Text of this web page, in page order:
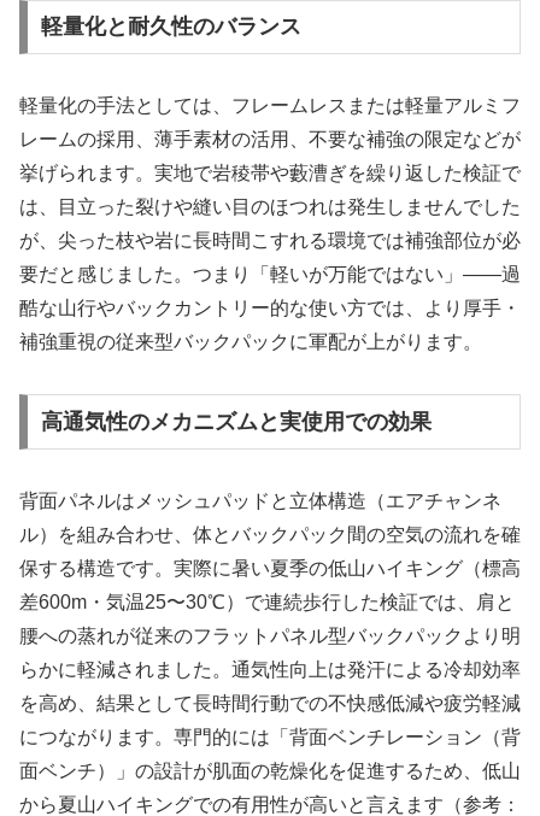
軽量化と耐久性のバランス
軽量化の手法としては、フレームレスまたは軽量アルミフ
レームの採用、薄手素材の活用、不要な補強の限定などが
挙げられます。実地で岩稜帯や藪漕ぎを繰り返した検証で
は、目立った裂けや縫い目のほつれは発生しませんでした
が、尖った枝や岩に長時間こすれる環境では補強部位が必
要だと感じました。つまり「軽いが万能ではない」——過
酷な山行やバックカントリー的な使い方では、より厚手・
補強重視の従来型バックパックに軍配が上がります。
高通気性のメカニズムと実使用での効果
背面パネルはメッシュパッドと立体構造（エアチャンネ
ル）を組み合わせ、体とバックパック間の空気の流れを確
保する構造です。実際に暑い夏季の低山ハイキング（標高
差600m・気温25〜30℃）で連続歩行した検証では、肩と
腰への蒸れが従来のフラットパネル型バックパックより明
らかに軽減されました。通気性向上は発汗による冷却効率
を高め、結果として長時間行動での不快感低減や疲労軽減
につながります。専門的には「背面ベンチレーション（背
面ベンチ）」の設計が肌面の乾燥化を促進するため、低山
から夏山ハイキングでの有用性が高いと言えます（参考：